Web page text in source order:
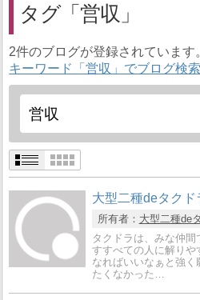
タグ 営収
2件のブログが登録されています
キーワード「営収」でブログ検索
大型二種deタク
所有者： 大型二種de
タクドラは、みな仲
すすべての人に解りや
なればいいなぁと強く
たくなかった…